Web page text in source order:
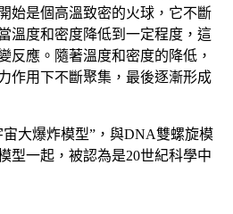
始是個高溫致密的火球，它不斷
溫度和密度降低到一定程度，這
反應。隨著溫度和密度的降低，
作用下不斷聚集，最後逐漸形成
大爆炸模型”，與DNA雙螺旋模
型一起，被認為是20世紀科學中